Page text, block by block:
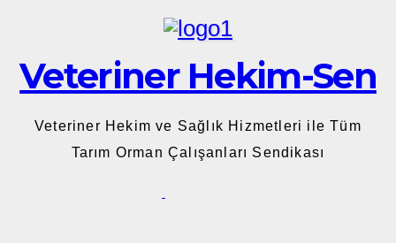
Veteriner Hekim-Sen
Veteriner Hekim ve Sağlık Hizmetleri ile Tüm
Tarım Orman Çalışanları Sendikası